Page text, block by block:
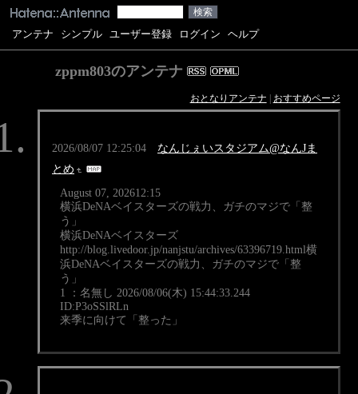
アンテナ シンプル ユーザー登録 ログイン ヘルプ
zppm803のアンテナ
おとなりアンテナ | おすすめページ
2026/08/07 12:25:04
なんじぇいスタジアム@なんJま
とめ
August 07, 202612:15
横浜DeNAベイスターズの戦力、ガチのマジで「整
う」
横浜DeNAベイスターズ
http://blog.livedoor.jp/nanjstu/archives/63396719.html横
浜DeNAベイスターズの戦力、ガチのマジで「整
う」
1 ：名無し 2026/08/06(木) 15:44:33.244
ID:P3oSSlRLn
来季に向けて「整った」